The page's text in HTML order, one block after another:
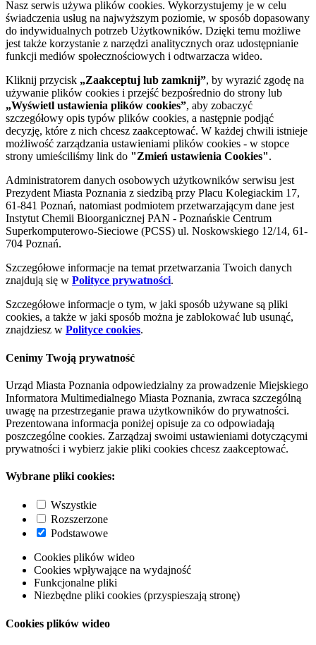
Nasz serwis używa plików cookies. Wykorzystujemy je w celu
świadczenia usług na najwyższym poziomie, w sposób dopasowany
do indywidualnych potrzeb Użytkowników. Dzięki temu możliwe
jest także korzystanie z narzędzi analitycznych oraz udostępnianie
funkcji mediów społecznościowych i odtwarzacza wideo.
Kliknij przycisk „Zaakceptuj lub zamknij”, by wyrazić zgodę na
używanie plików cookies i przejść bezpośrednio do strony lub
„Wyświetl ustawienia plików cookies”, aby zobaczyć
szczegółowy opis typów plików cookies, a następnie podjąć
decyzję, które z nich chcesz zaakceptować. W każdej chwili istnieje
możliwość zarządzania ustawieniami plików cookies - w stopce
strony umieściliśmy link do "Zmień ustawienia Cookies".
Administratorem danych osobowych użytkowników serwisu jest
Prezydent Miasta Poznania z siedzibą przy Placu Kolegiackim 17,
61-841 Poznań, natomiast podmiotem przetwarzającym dane jest
Instytut Chemii Bioorganicznej PAN - Poznańskie Centrum
Superkomputerowo-Sieciowe (PCSS) ul. Noskowskiego 12/14, 61-
704 Poznań.
Szczegółowe informacje na temat przetwarzania Twoich danych
znajdują się w Polityce prywatności.
Szczegółowe informacje o tym, w jaki sposób używane są pliki
cookies, a także w jaki sposób można je zablokować lub usunąć,
znajdziesz w Polityce cookies.
Cenimy Twoją prywatność
Urząd Miasta Poznania odpowiedzialny za prowadzenie Miejskiego
Informatora Multimedialnego Miasta Poznania, zwraca szczególną
uwagę na przestrzeganie prawa użytkowników do prywatności.
Prezentowana informacja poniżej opisuje za co odpowiadają
poszczególne cookies. Zarządzaj swoimi ustawieniami dotyczącymi
prywatności i wybierz jakie pliki cookies chcesz zaakceptować.
Wybrane pliki cookies:
Wszystkie
Rozszerzone
Podstawowe
Cookies plików wideo
Cookies wpływające na wydajność
Funkcjonalne pliki
Niezbędne pliki cookies (przyspieszają stronę)
Cookies plików wideo